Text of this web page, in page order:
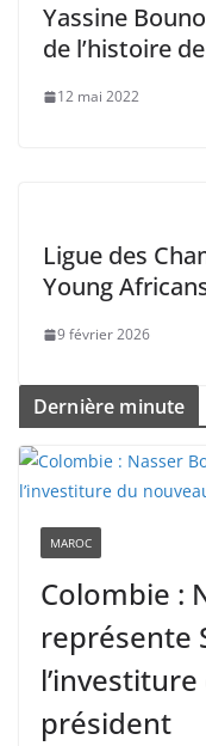
Yassine
de l’histoire
12 mai 2022
Ligue des
Young
9 février 2026
Dernière minute
MAROC
Colombie :
représente
président